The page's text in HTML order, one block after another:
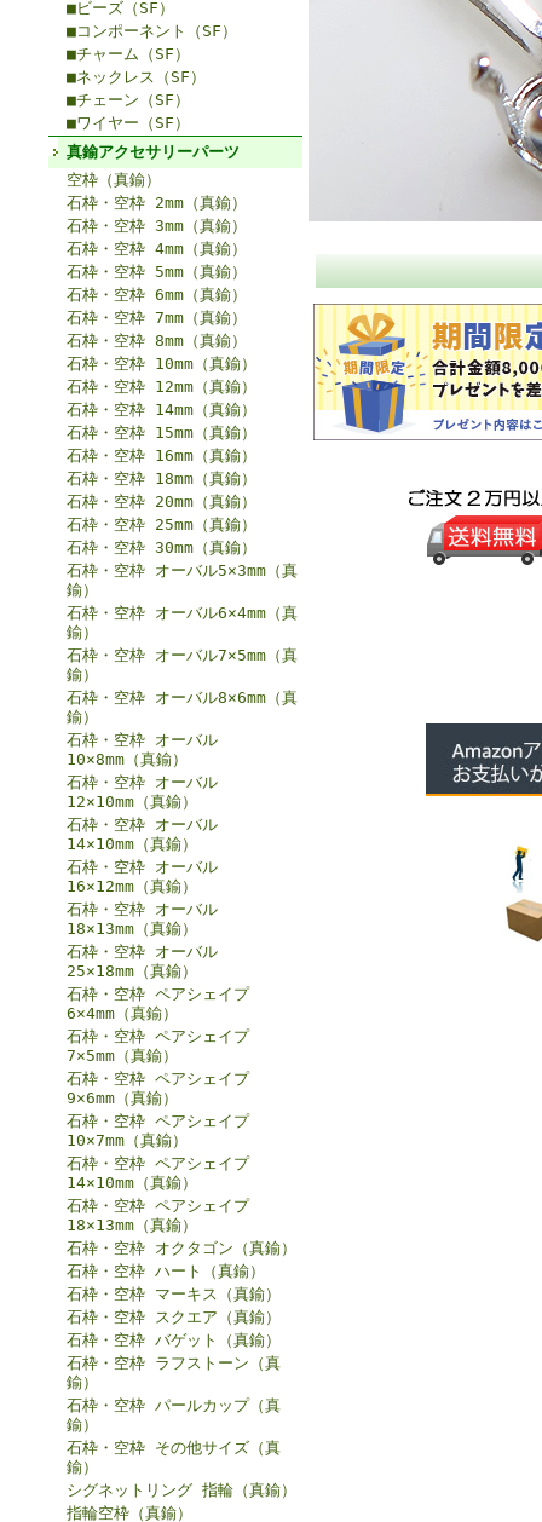
■ビーズ（SF）
■コンポーネント（SF）
■チャーム（SF）
■ネックレス（SF）
■チェーン（SF）
■ワイヤー（SF）
真鍮アクセサリーパーツ
空枠（真鍮）
石枠・空枠 2mm（真鍮）
石枠・空枠 3mm（真鍮）
石枠・空枠 4mm（真鍮）
石枠・空枠 5mm（真鍮）
石枠・空枠 6mm（真鍮）
石枠・空枠 7mm（真鍮）
石枠・空枠 8mm（真鍮）
石枠・空枠 10mm（真鍮）
石枠・空枠 12mm（真鍮）
石枠・空枠 14mm（真鍮）
石枠・空枠 15mm（真鍮）
石枠・空枠 16mm（真鍮）
石枠・空枠 18mm（真鍮）
石枠・空枠 20mm（真鍮）
石枠・空枠 25mm（真鍮）
石枠・空枠 30mm（真鍮）
石枠・空枠 オーバル5×3mm（真
鍮）
石枠・空枠 オーバル6×4mm（真
鍮）
石枠・空枠 オーバル7×5mm（真
鍮）
石枠・空枠 オーバル8×6mm（真
鍮）
石枠・空枠 オーバル
10×8mm（真鍮）
石枠・空枠 オーバル
12×10mm（真鍮）
石枠・空枠 オーバル
14×10mm（真鍮）
石枠・空枠 オーバル
16×12mm（真鍮）
石枠・空枠 オーバル
18×13mm（真鍮）
石枠・空枠 オーバル
25×18mm（真鍮）
石枠・空枠 ペアシェイプ
6×4mm（真鍮）
石枠・空枠 ペアシェイプ
7×5mm（真鍮）
石枠・空枠 ペアシェイプ
9×6mm（真鍮）
石枠・空枠 ペアシェイプ
10×7mm（真鍮）
石枠・空枠 ペアシェイプ
14×10mm（真鍮）
石枠・空枠 ペアシェイプ
18×13mm（真鍮）
石枠・空枠 オクタゴン（真鍮）
石枠・空枠 ハート（真鍮）
石枠・空枠 マーキス（真鍮）
石枠・空枠 スクエア（真鍮）
石枠・空枠 バゲット（真鍮）
石枠・空枠 ラフストーン（真
鍮）
石枠・空枠 パールカップ（真
鍮）
石枠・空枠 その他サイズ（真
鍮）
シグネットリング 指輪（真鍮）
指輪空枠（真鍮）